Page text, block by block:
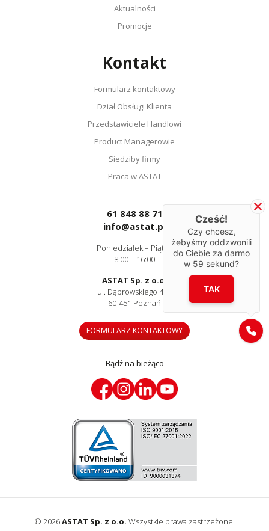
Aktualności
Promocje
Kontakt
Formularz kontaktowy
Dział Obsługi Klienta
Przedstawiciele Handlowi
Product Managerowie
Siedziby firmy
Praca w ASTAT
61 848 88 71
info@astat.pl
Poniedziałek – Piątek
8:00 – 16:00
ASTAT Sp. z o.o.
ul. Dąbrowskiego 441
60-451 Poznań
FORMULARZ KONTAKTOWY
Bądź na bieżąco
© 2026ASTAT Sp. z o.o. Wszystkie prawa zastrzeżone.
Cześć!
Czy chcesz,
żebyśmy oddzwonili
do Ciebie za darmo
w 59 sekund?
TAK